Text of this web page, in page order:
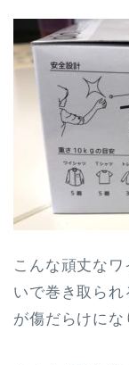
こんな頑丈な
いで巻き取ら
が傷だらけにな